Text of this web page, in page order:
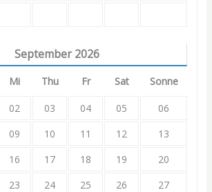
September 2026
Mi Thu Fr Sat Sonne
02 03 04 05
06
09 10 11 12
13
16 17 18 19
20
23 24 25 26
27